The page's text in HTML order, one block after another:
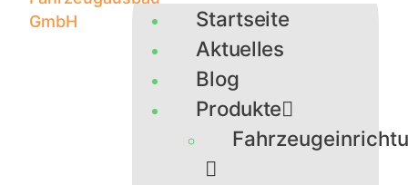
Startseite
Aktuelles
Blog
Produkte